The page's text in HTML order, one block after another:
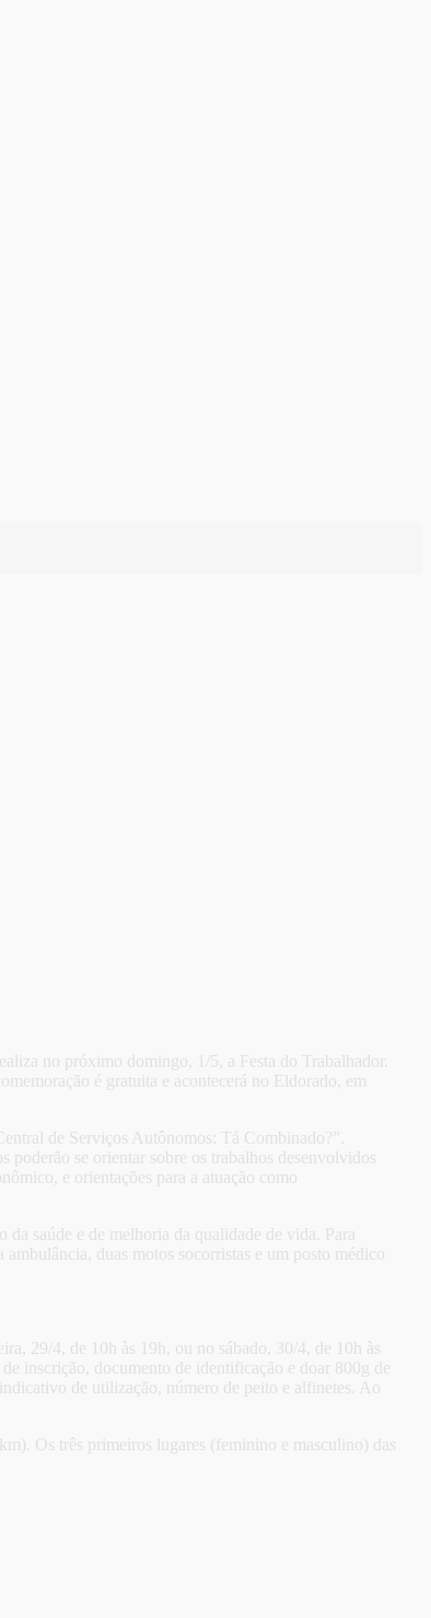
no próximo domingo, 1/5, a Festa do Trabalhador.
é gratuita e acontecerá no Eldorado, em
de Serviços Autônomos: Tá Combinado?”.
poderão se orientar sobre os trabalhos desenvolvidos
e orientações para a atuação como
saúde e de melhoria da qualidade de vida. Para
duas motos socorristas e um posto médico
29/4, de 10h às 19h, ou no sábado, 30/4, de 10h às
inscrição, documento de identificação e doar 800g de
de utilização, número de peito e alfinetes. Ao
Os três primeiros lugares (feminino e masculino) das